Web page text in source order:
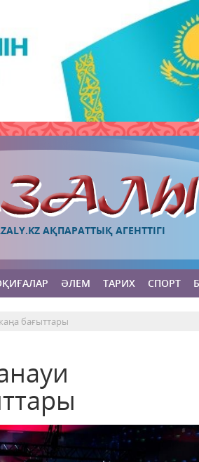
АҚПАРАТТЫҚ АГЕНТТІГІ
ӘЛЕМ ТАРИХ СПОРТ
бағыттары